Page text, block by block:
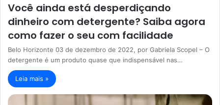
Você ainda está desperdiçando
dinheiro com detergente? Saiba agora
como fazer o seu com facilidade
Belo Horizonte 03 de dezembro de 2022, por Gabriela Scopel – O
detergente é um produto quase que indispensável nas…
Leia mais »